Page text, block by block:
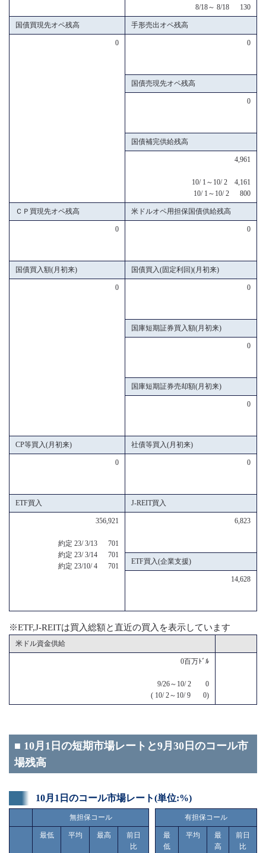
8/18～ 8/18 130
国債買現先オペ残高 手形売出オペ残高
0 0
国債売現先オペ残高
0
国債補完供給残高
4,961
10/ 1～10/ 2 4,161
10/ 1～10/ 2 800
ＣＰ買現先オペ残高 米ドルオペ用担保国債供給残高
0 0
国債買入額(月初来) 国債買入(固定利回)(月初来)
0 0
国庫短期証券買入額(月初来)
0
国庫短期証券売却額(月初来)
0
CP等買入(月初来) 社債等買入(月初来)
0 0
ETF買入 J-REIT買入
356,921
約定 23/ 3/13 701
約定 23/ 3/14 701
約定 23/10/ 4 701
6,823
ETF買入(企業支援)
14,628
※ETF,J-REITは買入総額と直近の買入を表示しています
米ドル資金供給
0百万ﾄﾞﾙ
9/26～10/ 2 0
( 10/ 2～10/ 9 0)
■ 10月1日の短期市場レートと9月30日のコール市
場残高
10月1日のコール市場レート(単位:%)
無担保コール
最低 平均 最高
前日
比
有担保コール
最
低
平均
最
高
前日
比